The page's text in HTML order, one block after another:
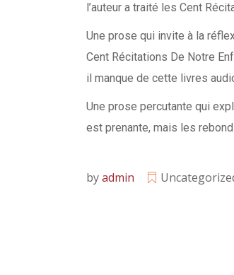
l’auteur a traité les Cent
Une prose qui invite à la
Cent Récitations De Notre
il manque de cette livres
Une prose percutante qui
est prenante, mais les
byadmin